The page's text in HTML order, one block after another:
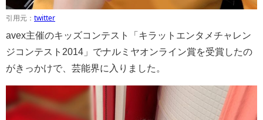
引用元： twitter
avex主催のキッズコンテスト「キラットエンタメチャレン
ジコンテスト2014」でナルミヤオンライン賞を受賞したの
がきっかけで、芸能界に入りました。